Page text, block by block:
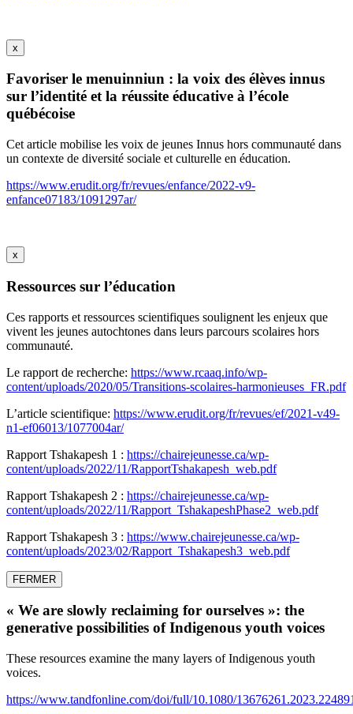
x
Favoriser le menuinniun : la voix des élèves innus
sur l’identité et la réussite éducative à l’école
québécoise
Cet article mobilise les voix de jeunes Innus hors communauté dans
un contexte de diversité sociale et culturelle en éducation.
https://www.erudit.org/fr/revues/enfance/2022-v9-
enfance07183/1091297ar/
x
Ressources sur l’éducation
Ces rapports et ressources scientifiques soulignent les enjeux que
vivent les jeunes autochtones dans leurs parcours scolaires hors
communauté.
Le rapport de recherche: https://www.rcaaq.info/wp-
content/uploads/2020/05/Transitions-scolaires-harmonieuses_FR.pdf
L’article scientifique: https://www.erudit.org/fr/revues/ef/2021-v49-
n1-ef06013/1077004ar/
Rapport Tshakapesh 1 : https://chairejeunesse.ca/wp-
content/uploads/2022/11/RapportTshakapesh_web.pdf
Rapport Tshakapesh 2 : https://chairejeunesse.ca/wp-
content/uploads/2022/11/Rapport_TshakapeshPhase2_web.pdf
Rapport Tshakapesh 3 : https://www.chairejeunesse.ca/wp-
content/uploads/2023/02/Rapport_Tshakapesh3_web.pdf
FERMER
« We are slowly reclaiming for ourselves »: the
generative possibilities of Indigenous youth voices
These resources examine the many layers of Indigenous youth
voices.
https://www.tandfonline.com/doi/full/10.1080/